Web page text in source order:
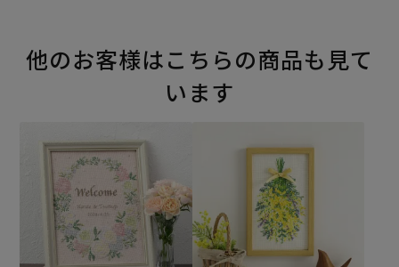
他のお客様はこちらの商品も見て
います